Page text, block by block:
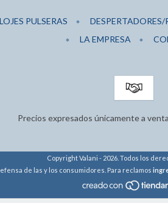
PULSERAS DESPERTADORES/
LA EMPRESA
Precios expresados únicamente a
Copyright Valani - 2026. Todos los
de las y los consumidores. Para reclamos